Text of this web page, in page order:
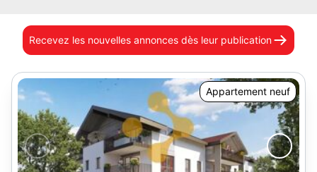
Recevez les nouvelles annonces dès leur publication
Appartement neuf